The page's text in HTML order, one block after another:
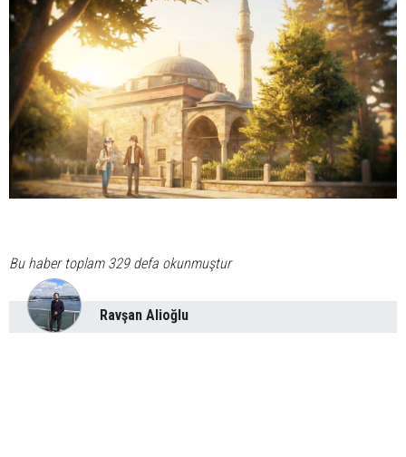
Bu haber toplam 329 defa okunmuştur
Ravşan Alioğlu